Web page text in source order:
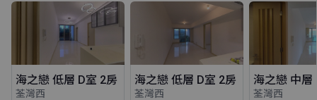
海之戀 低層 D室 2房
荃灣西
海之戀 低層 D室 2房
荃灣西
海之戀 中層
荃灣西